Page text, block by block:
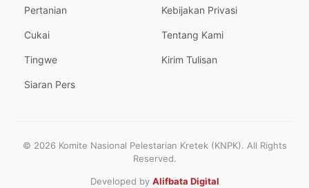
Pertanian
Cukai
Tingwe
Siaran Pers
Kebijakan Privasi
Tentang Kami
Kirim Tulisan
© 2026 Komite Nasional Pelestarian Kretek (KNPK). All Rights
Reserved.
Developed by Alifbata Digital